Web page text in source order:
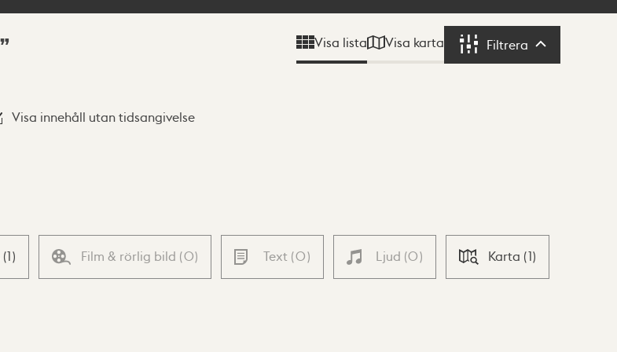
Visa lista Visa karta Filtrera Filtrera
Visa innehåll utan tidsangivelse
(1) Film & rörlig bild (0) Text (0) Ljud (0) Karta (1)